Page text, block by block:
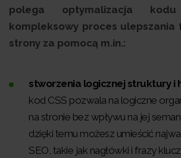
polega optymalizacja
kompleksowy proces ulepszania
strony za pomocą m.in.:
stworzenia logicznej struktury i
kod CSS pozwala na logiczne
na stronie bez wpływu na jej
dzięki temu możesz umieścić
SEO, takie jak nagłówki i frazy